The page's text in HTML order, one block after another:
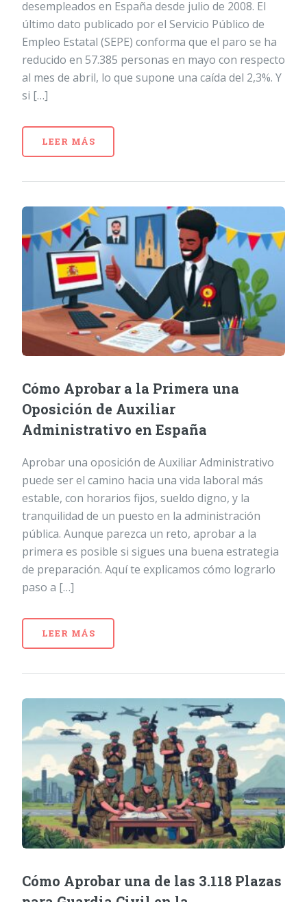
desempleados en España desde julio de 2008. El
último dato publicado por el Servicio Público de
Empleo Estatal (SEPE) conforma que el paro se ha
reducido en 57.385 personas en mayo con respecto
al mes de abril, lo que supone una caída del 2,3%. Y
si […]
LEER MÁS
Cómo Aprobar a la Primera una
Oposición de Auxiliar
Administrativo en España
Aprobar una oposición de Auxiliar Administrativo
puede ser el camino hacia una vida laboral más
estable, con horarios fijos, sueldo digno, y la
tranquilidad de un puesto en la administración
pública. Aunque parezca un reto, aprobar a la
primera es posible si sigues una buena estrategia
de preparación. Aquí te explicamos cómo lograrlo
paso a […]
LEER MÁS
Cómo Aprobar una de las 3.118 Plazas